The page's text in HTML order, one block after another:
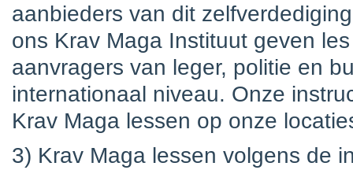
aanbieders van dit
ons Krav Maga Instituut geven
aanvragers van leger, politie
internationaal niveau. Onze
Krav Maga lessen op onze
3) Krav Maga lessen volgens de